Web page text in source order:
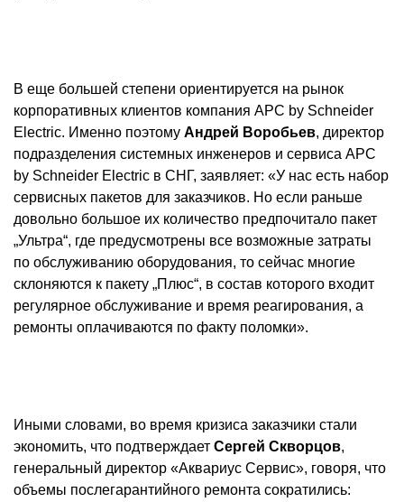
В еще большей степени ориентируется на рынок
корпоративных клиентов компания APC by Schneider
Electric. Именно поэтому Андрей Воробьев, директор
подразделения системных инженеров и сервиса APC
by Schneider Electric в СНГ, заявляет: «У нас есть набор
сервисных пакетов для заказчиков. Но если раньше
довольно большое их количество предпочитало пакет
„Ультра“, где предусмотрены все возможные затраты
по обслуживанию оборудования, то сейчас многие
склоняются к пакету „Плюс“, в состав которого входит
регулярное обслуживание и время реагирования, а
ремонты оплачиваются по факту поломки».
Иными словами, во время кризиса заказчики стали
экономить, что подтверждает Сергей Скворцов,
генеральный директор «Аквариус Сервис», говоря, что
объемы послегарантийного ремонта сократились: